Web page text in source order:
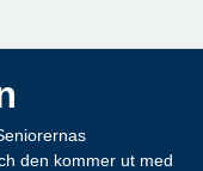
den kommer ut med